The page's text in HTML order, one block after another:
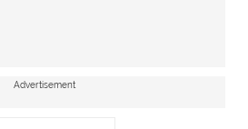
Advertisement